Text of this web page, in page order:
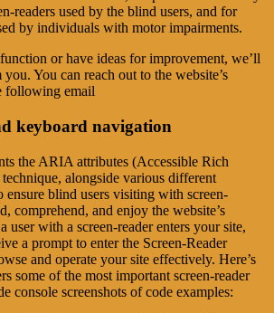
readers used by the blind users, and for
by individuals with motor impairments.
or have ideas for improvement, we’ll
You can reach out to the website’s
following email
keyboard navigation
the ARIA attributes (Accessible Rich
alongside various different
ensure blind users visiting with screen-
comprehend, and enjoy the website’s
user with a screen-reader enters your site,
a prompt to enter the Screen-Reader
and operate your site effectively. Here’s
some of the most important screen-reader
console screenshots of code examples: